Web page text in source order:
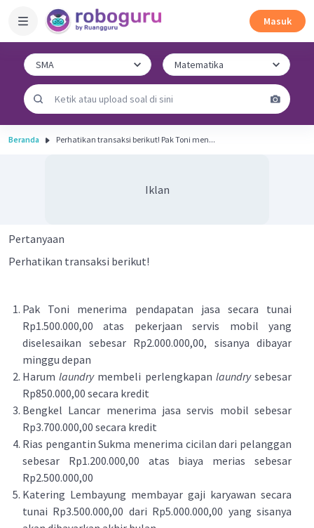
Masuk
Beranda Perhatikan transaksi berikut! Pak Toni men...
Iklan
Pertanyaan
Perhatikan transaksi berikut!
Pak Toni menerima pendapatan jasa secara tunai
Rp1.500.000,00 atas pekerjaan servis mobil yang
diselesaikan sebesar Rp2.000.000,00, sisanya dibayar
minggu depan
Harumlaundry membeli perlengkapan laundrysebesar
Rp850.000,00 secara kredit
Bengkel Lancar menerima jasa servis mobil sebesar
Rp3.700.000,00 secara kredit
Rias pengantin Sukma menerima cicilan dari pelanggan
sebesar Rp1.200.000,00 atas biaya merias sebesar
Rp2.500.000,00
Katering Lembayung membayar gaji karyawan secara
tunai Rp3.500.000,00 dari Rp5.000.000,00 yang sisanya